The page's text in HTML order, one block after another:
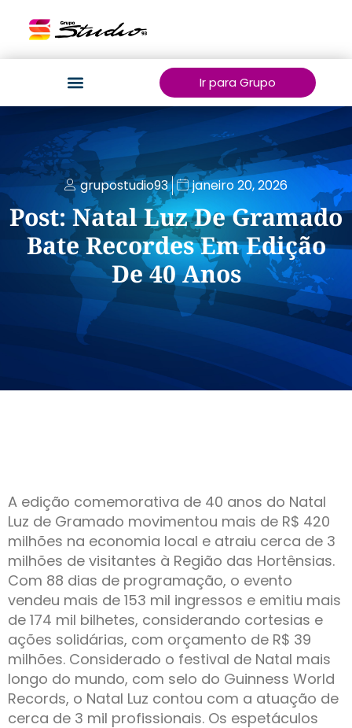
Ir para Grupo
grupostudio93 janeiro 20, 2026
Post: Natal Luz De Gramado
Bate Recordes Em Edição
De 40 Anos
A edição comemorativa de 40 anos do Natal
Luz de Gramado movimentou mais de R$ 420
milhões na economia local e atraiu cerca de 3
milhões de visitantes à Região das Hortênsias.
Com 88 dias de programação, o evento
vendeu mais de 153 mil ingressos e emitiu mais
de 174 mil bilhetes, considerando cortesias e
ações solidárias, com orçamento de R$ 39
milhões. Considerado o festival de Natal mais
longo do mundo, com selo do Guinness World
Records, o Natal Luz contou com a atuação de
cerca de 3 mil profissionais. Os espetáculos